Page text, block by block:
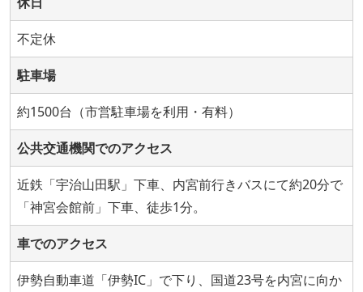
不定休
駐車場
約1500台（市営駐車場を利用・有料）
公共交通機関でのアクセス
近鉄「宇治山田駅」下車、内宮前行きバスにて約20分で
「神宮会館前」下車、徒歩1分。
車でのアクセス
伊勢自動車道「伊勢IC」で下り、国道23号を内宮に向か